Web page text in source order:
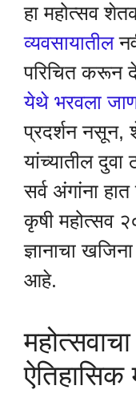
हा महोत्सव
व्यवसायातील
परिचित करून
येथे भरवला
प्रदर्शन नसून,
यांच्यातील दुवा
सर्व अंगांना
कृषी महोत्सव
ज्ञानाचा
आहे.
ऐतिहासिक